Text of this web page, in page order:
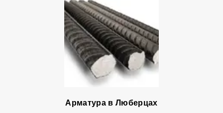
Арматура в Люберцах